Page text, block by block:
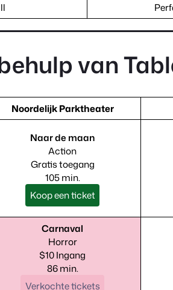
van
Noordelijk Parktheater
Naar de maan
Action
Gratis toegang
105 min.
Koop een ticket
Carnaval
Horror
$10 Ingang
86 min.
Verkochte tickets